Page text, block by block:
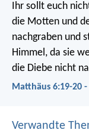
Ihr sollt euch
die Motten und
nachgraben und
Himmel, da sie
die Diebe nicht
Matthäus 6:19-20 -
Verwandte